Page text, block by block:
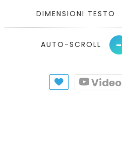
DIMENSIONI TESTO
AUTO-SCROLL -
Video